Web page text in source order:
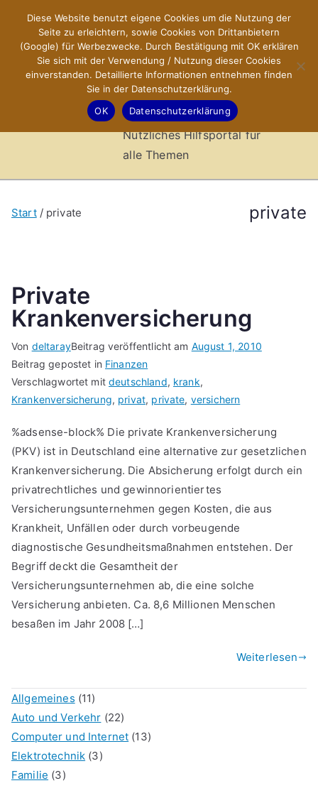
springen
X-Sites.de
–
Hilfsportal
Nützliches Hilfsportal für
alle Themen
private
Start private
Private
Krankenversicherung
Von deltarayBeitrag veröffentlicht am August 1, 2010
Beitrag gepostet in Finanzen
Verschlagwortet mitdeutschland, krank,
Krankenversicherung, privat, private, versichern
%adsense-block% Die private Krankenversicherung
(PKV) ist in Deutschland eine alternative zur gesetzlichen
Krankenversicherung. Die Absicherung erfolgt durch ein
privatrechtliches und gewinnorientiertes
Versicherungsunternehmen gegen Kosten, die aus
Krankheit, Unfällen oder durch vorbeugende
diagnostische Gesundheitsmaßnahmen entstehen. Der
Begriff deckt die Gesamtheit der
Versicherungsunternehmen ab, die eine solche
Versicherung anbieten. Ca. 8,6 Millionen Menschen
besaßen im Jahr 2008 […]
Weiterlesen
Allgemeines (11)
Auto und Verkehr (22)
Computer und Internet (13)
Elektrotechnik (3)
Familie (3)
Diese Website benutzt eigene Cookies um die Nutzung der
Seite zu erleichtern, sowie Cookies von Drittanbietern
(Google) für Werbezwecke. Durch Bestätigung mit OK erklären
Sie sich mit der Verwendung / Nutzung dieser Cookies
einverstanden. Detaillierte Informationen entnehmen finden
Sie in der Datenschutzerklärung.
OK
Datenschutzerklärung